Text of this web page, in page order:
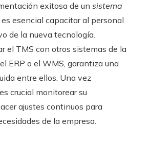
exitosa de un sistema
es esencial capacitar al personal
de la nueva tecnología.
el TMS con otros sistemas de la
ERP o el WMS, garantiza una
entre ellos. Una vez
crucial monitorear su
ajustes continuos para
de la empresa.